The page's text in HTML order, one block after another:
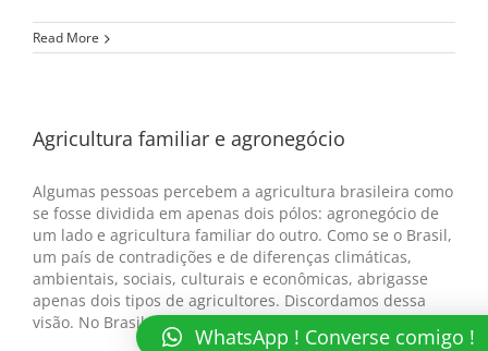
Read More
Agricultura familiar e agronegócio
Algumas pessoas percebem a agricultura brasileira como
se fosse dividida em apenas dois pólos: agronegócio de
um lado e agricultura familiar do outro. Como se o Brasil,
um país de contradições e de diferenças climáticas,
ambientais, sociais, culturais e econômicas, abrigasse
apenas dois tipos de agricultores. Discordamos dessa
visão. No Brasil, a agricultura abriga [...]
WhatsApp ! Converse comigo !